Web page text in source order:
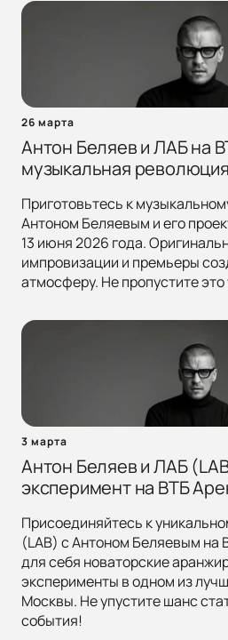
26 марта
Антон Беляев и ЛАБ на
музыкальная
Приготовьтесь к
Антоном Беляевым и его
13 июня 2026 года.
импровизации и премьеры
атмосферу. Не пропустите
3 марта
Антон Беляев и ЛАБ
эксперимент на ВТБ
Присоединяйтесь к
(LAB) с Антоном Беляевым на
для себя новаторские
эксперименты в одном из
Москвы. Не упустите шанс
события!